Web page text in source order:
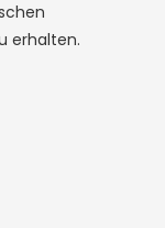
erhalten.